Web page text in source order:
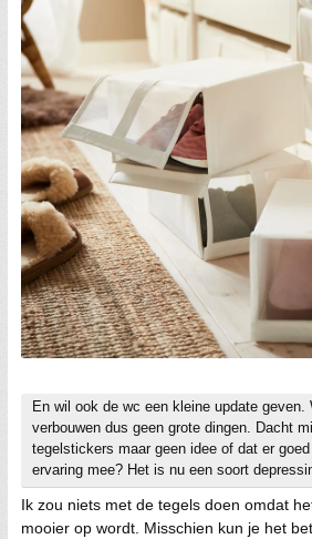
En wil ook de wc een kleine update geven.
verbouwen dus geen grote dingen. Dacht
tegelstickers maar geen idee of dat er
ervaring mee? Het is nu een soort
Ik zou niets met de tegels doen omdat
mooier op wordt. Misschien kun je het